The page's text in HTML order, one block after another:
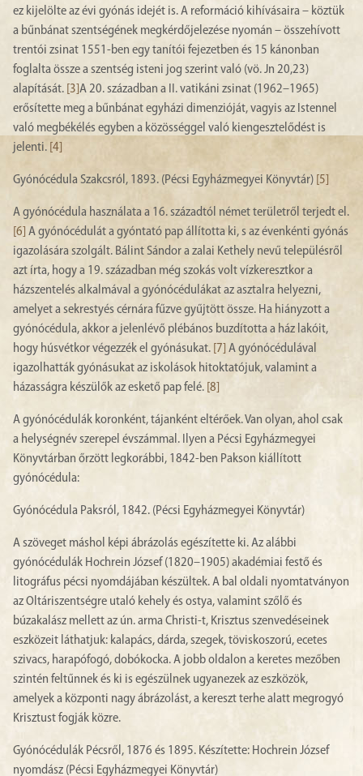
ez kijelölte az évi gyónás idejét is. A reformáció kihívásaira – köztük
a bűnbánat szentségének megkérdőjelezése nyomán – összehívott
trentói zsinat 1551-ben egy tanítói fejezetben és 15 kánonban
foglalta össze a szentség isteni jog szerint való (vö. Jn 20,23)
alapítását. [3] A 20. században a II. vatikáni zsinat (1962–1965)
erősítette meg a bűnbánat egyházi dimenzióját, vagyis az Istennel
való megbékélés egyben a közösséggel való kiengesztelődést is
jelenti. [4]
Gyónócédula Szakcsról, 1893. (Pécsi Egyházmegyei Könyvtár) [5]
A gyónócédula használata a 16. századtól német területről terjedt el.
[6] A gyónócédulát a gyóntató pap állította ki, s az évenkénti gyónás
igazolására szolgált. Bálint Sándor a zalai Kethely nevű településről
azt írta, hogy a 19. században még szokás volt vízkeresztkor a
házszentelés alkalmával a gyónócédulákat az asztalra helyezni,
amelyet a sekrestyés cérnára fűzve gyűjtött össze. Ha hiányzott a
gyónócédula, akkor a jelenlévő plébános buzdította a ház lakóit,
hogy húsvétkor végezzék el gyónásukat. [7] A gyónócédulával
igazolhatták gyónásukat az iskolások hitoktatójuk, valamint a
házasságra készülők az eskető pap felé. [8]
A gyónócédulák koronként, tájanként eltérőek. Van olyan, ahol csak
a helységnév szerepel évszámmal. Ilyen a Pécsi Egyházmegyei
Könyvtárban őrzött legkorábbi, 1842-ben Pakson kiállított
gyónócédula:
Gyónócédula Paksról, 1842. (Pécsi Egyházmegyei Könyvtár)
A szöveget máshol képi ábrázolás egészítette ki. Az alábbi
gyónócédulák Hochrein József (1820–1905) akadémiai festő és
litográfus pécsi nyomdájában készültek. A bal oldali nyomtatványon
az Oltáriszentségre utaló kehely és ostya, valamint szőlő és
búzakalász mellett az ún. arma Christi-t, Krisztus szenvedéseinek
eszközeit láthatjuk: kalapács, dárda, szegek, töviskoszorú, ecetes
szivacs, harapófogó, dobókocka. A jobb oldalon a keretes mezőben
szintén feltűnnek és ki is egészülnek ugyanezek az eszközök,
amelyek a központi nagy ábrázolást, a kereszt terhe alatt megrogyó
Krisztust fogják közre.
Gyónócédulák Pécsről, 1876 és 1895. Készítette: Hochrein József
nyomdász (Pécsi Egyházmegyei Könyvtár)